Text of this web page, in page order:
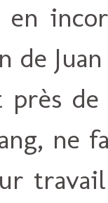
en
de
près
ne